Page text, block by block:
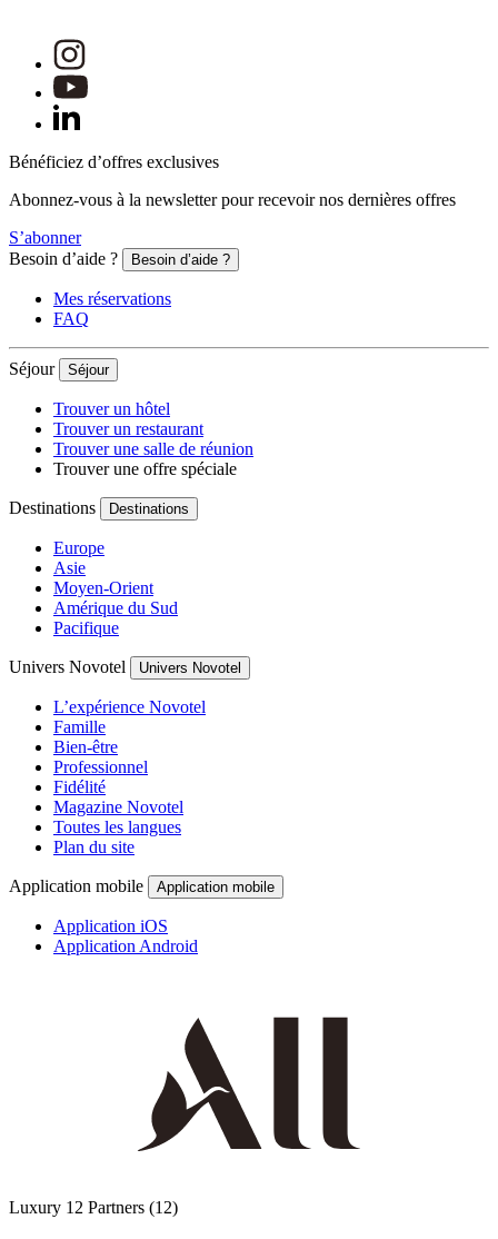
Bénéficiez d’offres exclusives
Abonnez-vous à la newsletter pour recevoir nos dernières offres
S’abonner
Besoin d’aide ?
Besoin d’aide ?
Mes réservations
FAQ
Séjour Séjour
Trouver un hôtel
Trouver un restaurant
Trouver une salle de réunion
Trouver une offre spéciale
Destinations Destinations
Europe
Asie
Moyen-Orient
Amérique du Sud
Pacifique
Univers Novotel Univers Novotel
L’expérience Novotel
Famille
Bien-être
Professionnel
Fidélité
Magazine Novotel
Toutes les langues
Plan du site
Application mobile Application mobile
Application iOS
Application Android
Luxury 12 Partners (12)